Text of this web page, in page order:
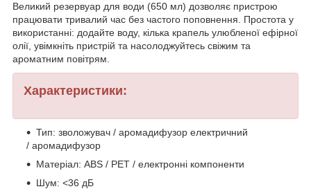
Великий резервуар для води (650 мл) дозволяє пристрою
працювати тривалий час без частого поповнення. Простота у
використанні: додайте воду, кілька крапель улюбленої ефірної
олії, увімкніть пристрій та насолоджуйтесь свіжим та
ароматним повітрям.
Характеристики:
Тип: зволожувач / аромадифузор електричний
/ аромадифузор
Матеріал: ABS / PET / електронні компоненти
Шум: <36 дБ